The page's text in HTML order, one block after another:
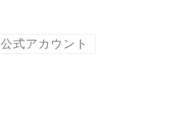
e
公式アカウント